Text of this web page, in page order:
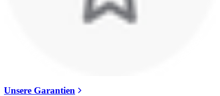
Unsere Garantien